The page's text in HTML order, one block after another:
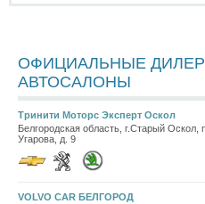
ОФИЦИАЛЬНЫЕ
АВТОСАЛОНЫ
Тринити Моторс Эксперт Оскол
Белгородская область, г.Старый Оскол,
Угарова, д. 9
VOLVO CAR БЕЛГОРОД